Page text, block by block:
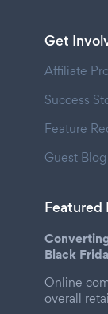
Get
Affiliate
Success
Feature
Guest
Featured
Black
Online
overall